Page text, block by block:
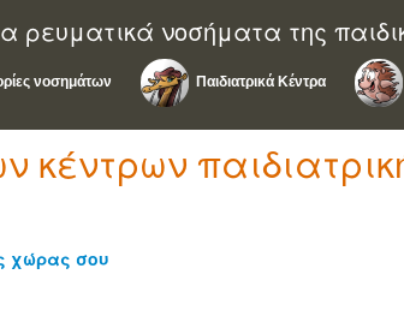
ρευματικά νοσήματα της
νοσημάτων Παιδιατρικά Κέντρα
κέντρων
χώρας σου